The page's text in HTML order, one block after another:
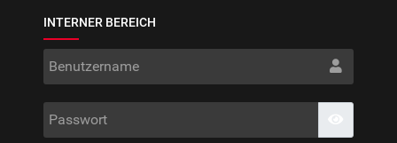
INTERNER BEREICH